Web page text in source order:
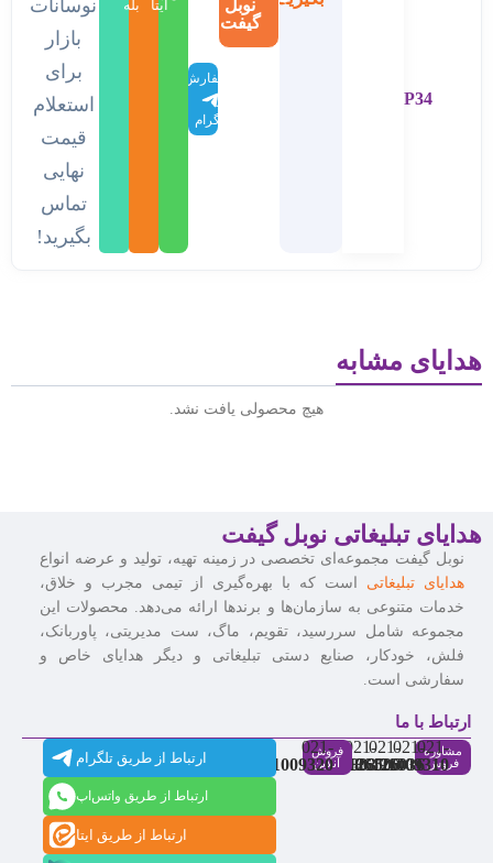
P34
نوبل
گیفت
سفارش
در
تلگرام
ایتا
بله
نوسانات
بازار
برای
استعلام
قیمت
نهایی
تماس
بگیرید!
هدایای مشابه
هیچ محصولی یافت نشد.
هدایای تبلیغاتی نوبل گیفت
نوبل گیفت مجموعه‌ای تخصصی در زمینه تهیه، تولید و عرضه انواع
هدایای تبلیغاتی است که با بهره‌گیری از تیمی مجرب و خلاق،
خدمات متنوعی به سازمان‌ها و برندها ارائه می‌دهد. محصولات این
مجموعه شامل سررسید، تقویم، ماگ، ست مدیریتی، پاوربانک،
فلش، خودکار، صنایع دستی تبلیغاتی و دیگر هدایای خاص و
سفارشی است.
ارتباط با ما
مشاوره
فروش
021-
91009310
021-
86126036
021-
86126506
021-
88537803
فروش
آنلاین
021-
91009320
ارتباط از طریق تلگرام
ارتباط از طریق واتس‌اپ
ارتباط از طریق ایتا